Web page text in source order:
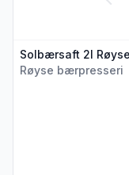
Solbærsaft 2l Røyse
Røyse bærpresseri